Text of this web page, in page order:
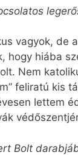
vagyok, de
hogy hiába
Nem
feliratú kis
lettem
Bolt